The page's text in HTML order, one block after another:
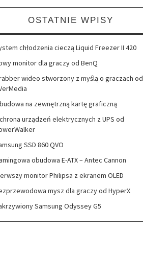
OSTATNIE WPISY
chłodzenia cieczą Liquid Freezer II 420
monitor dla graczy od BenQ
wideo stworzony z myślą o graczach od
na zewnętrzną kartę graficzną
urządzeń elektrycznych z UPS od
SSD 860 QVO
obudowa E-ATX – Antec Cannon
monitor Philipsa z ekranem OLED
mysz dla graczy od HyperX
Samsung Odyssey G5